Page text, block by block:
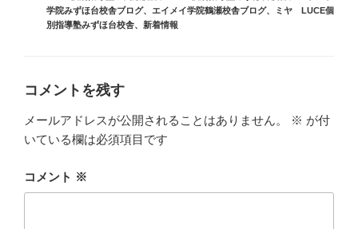
テ
ゴ
学院みずほ台校舎ブログ、 エイメイ学院鶴瀬校舎ブログ、
ミヤ LUCE個
別指導塾みずほ台校舎、 新着情報
コメントを残す
メールアドレスが公開されることはありません。 ※ が付
いている欄は必須項目です
コメント ※